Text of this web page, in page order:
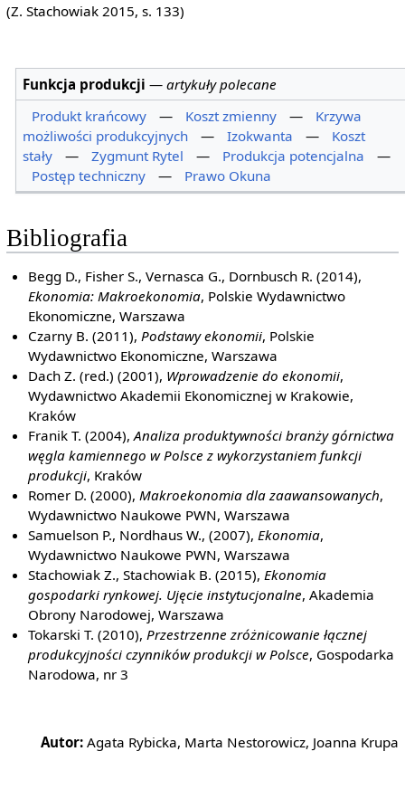
(Z. Stachowiak 2015, s. 133)
Funkcja produkcji —artykuły polecane
Produkt krańcowy
— Koszt zmienny —
Krzywa
możliwości produkcyjnych
— Izokwanta —
Koszt
stały
— Zygmunt Rytel — Produkcja potencjalna
—
Postęp techniczny
— Prawo Okuna
Bibliografia
Begg D., Fisher S., Vernasca G., Dornbusch R. (2014),
Ekonomia: Makroekonomia, Polskie Wydawnictwo
Ekonomiczne, Warszawa
Czarny B. (2011),Podstawy ekonomii, Polskie
Wydawnictwo Ekonomiczne, Warszawa
Dach Z. (red.) (2001), Wprowadzenie do ekonomii,
Wydawnictwo Akademii Ekonomicznej w Krakowie,
Kraków
Franik T. (2004),Analiza produktywności branży górnictwa
węgla kamiennego w Polsce z wykorzystaniem funkcji
produkcji, Kraków
Romer D. (2000),Makroekonomia dla zaawansowanych,
Wydawnictwo Naukowe PWN, Warszawa
Samuelson P., Nordhaus W., (2007),Ekonomia,
Wydawnictwo Naukowe PWN, Warszawa
Stachowiak Z., Stachowiak B. (2015),Ekonomia
gospodarki rynkowej. Ujęcie instytucjonalne, Akademia
Obrony Narodowej, Warszawa
Tokarski T. (2010),Przestrzenne zróżnicowanie łącznej
produkcyjności czynników produkcji w Polsce, Gospodarka
Narodowa, nr 3
Autor: Agata Rybicka, Marta Nestorowicz, Joanna Krupa